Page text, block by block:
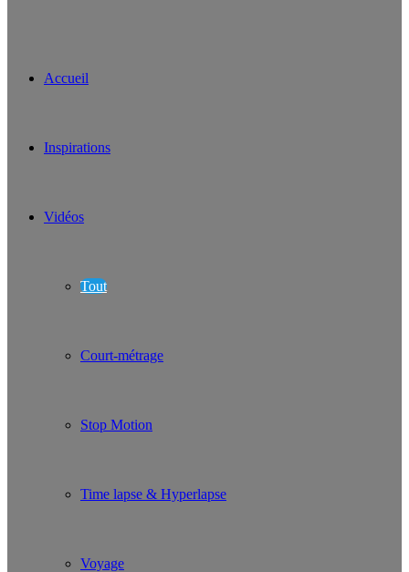
Accueil
Inspirations
Vidéos
Tout
Court-métrage
Stop Motion
Time lapse & Hyperlapse
Voyage